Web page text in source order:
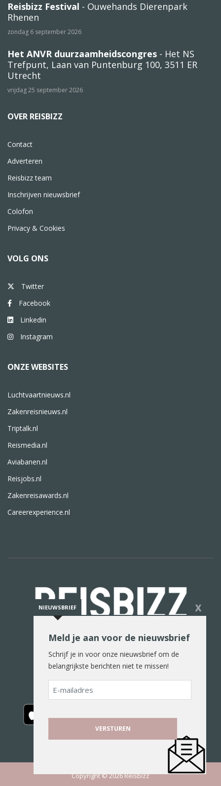
Reisbizz Festival - Ouwehands Dierenpark
Rhenen
zondag 6 september 2026
Het ANVR duurzaamheidscongres - Het NS
Trefpunt, Laan van Puntenburg 100, 3511 ER
Utrecht
vrijdag 25 september 2026
OVER REISBIZZ
Contact
Adverteren
Reisbizz team
Inschrijven nieuwsbrief
Colofon
Privacy & Cookies
VOLG ONS
Twitter
Facebook
Linkedin
Instagram
ONZE WEBSITES
Luchtvaartnieuws.nl
Zakenreisnieuws.nl
Triptalk.nl
Reismedia.nl
Aviabanen.nl
Reisjobs.nl
Zakenreisawards.nl
Careerexperience.nl
De reiswereld in woord en beeld
Copyright © 2026 Reisbizz
NIEUWSBRIEF X
Meld je aan voor de nieuwsbrief
Schrijf je in voor onze nieuwsbrief om de
belangrijkste berichten niet te missen!
E-
mailadres